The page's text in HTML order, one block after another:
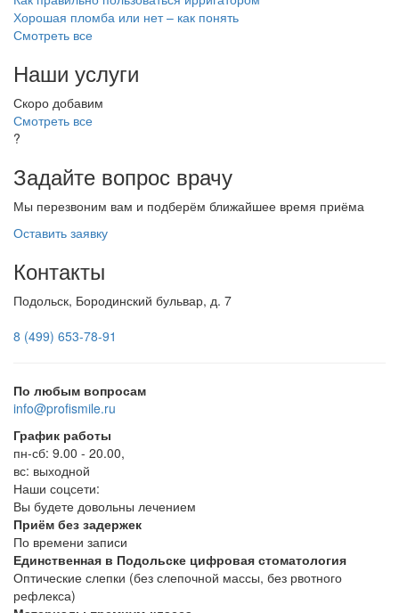
Хорошая пломба или нет – как понять
Смотреть все
Наши услуги
Скоро добавим
Смотреть все
?
Задайте вопрос врачу
Мы перезвоним вам и подберём ближайшее время приёма
Оставить заявку
Контакты
Подольск, Бородинский бульвар, д. 7
8 (499) 653-78-91
По любым вопросам
info@profismile.ru
График работы
пн-сб: 9.00 - 20.00,
вс: выходной
Наши соцсети:
Вы будете довольны лечением
Приём без задержек
По времени записи
Единственная в Подольске цифровая стоматология
Оптические слепки (без слепочной массы, без рвотного
рефлекса)